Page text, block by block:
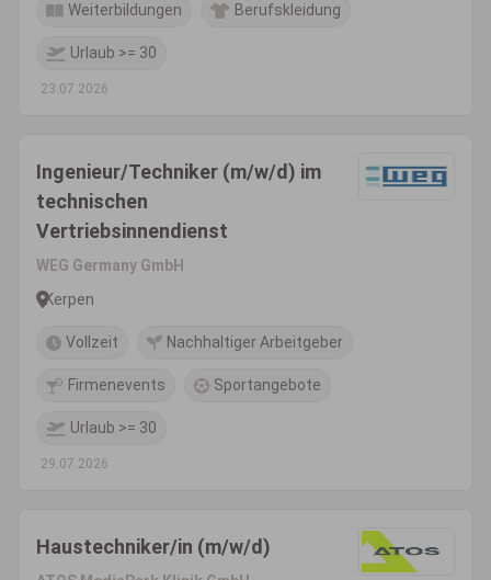
Weiterbildungen Berufskleidung
Urlaub >= 30
23.07.2026
Ingenieur/Techniker (m/w/d) im
technischen
Vertriebsinnendienst
WEG Germany GmbH
Kerpen
Vollzeit Nachhaltiger Arbeitgeber
Firmenevents Sportangebote
Urlaub >= 30
29.07.2026
Haustechniker/in (m/w/d)